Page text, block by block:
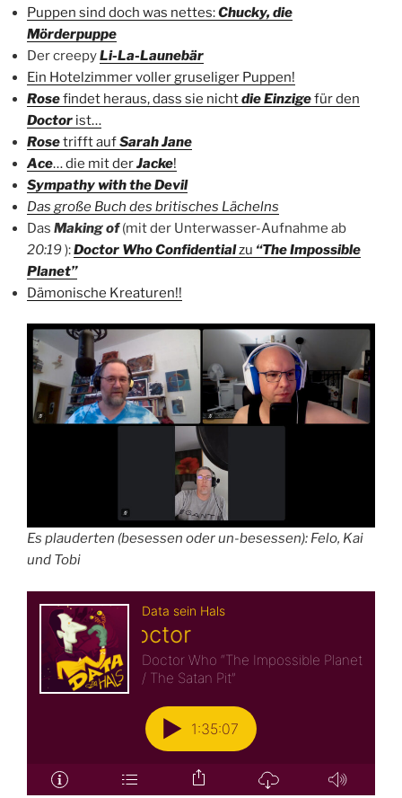
Puppen sind doch was nettes:Chucky, die
Mörderpuppe
Der creepyLi-La-Launebär
Ein Hotelzimmer voller gruseliger Puppen!
Rosefindet heraus, dass sie nichtdie Einzigefür den
Doctor ist…
Rosetrifft aufSarah Jane
Ace… die mit derJacke!
Sympathy with the Devil
Das große Buch des britisches Lächelns
Das Making of(mit der Unterwasser-Aufnahme ab
20:19):Doctor Who Confidentialzu “The Impossible
Planet”
Dämonische Kreaturen!!
Es plauderten (besessen oder un-besessen): Felo, Kai
und Tobi